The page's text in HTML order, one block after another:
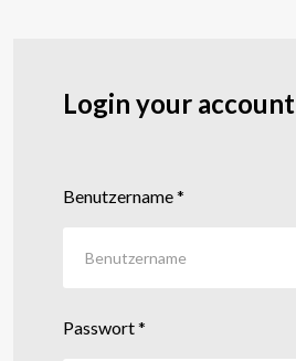
Login your account
Benutzername*
Passwort*